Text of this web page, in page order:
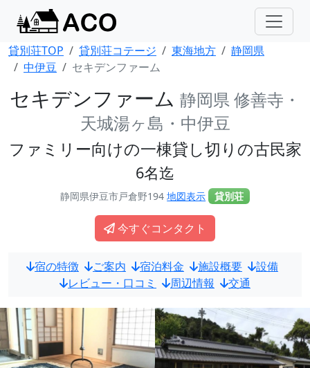
貸別荘TOP 貸別荘コテージ 東海地方
静岡県
中伊豆
セキデンファーム
セキデンファーム 静岡県 修善寺・
天城湯ヶ島・中伊豆
ファミリー向けの一棟貸し切りの古民家
6名迄
静岡県伊豆市戸倉野194地図表示 貸別荘
今すぐコンタクト
宿の特徴 ご案内 宿泊料金 施設概要
設備
レビュー・口コミ
周辺情報 交通